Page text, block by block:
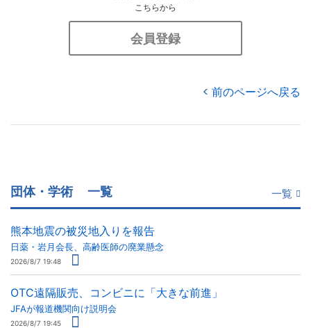
こちらから
会員登録
前のページへ戻る
団体・学術 一覧 一覧
熊本地震の被災地入りを報告
日薬・岩月会長、高齢医師の廃業懸念
2026/8/7 19:48
OTC遠隔販売、コンビニに「大きな前進」
JFAが報道機関向け説明会
2026/8/7 19:45